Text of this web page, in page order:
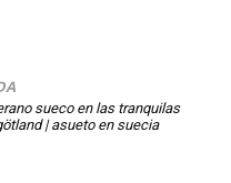
sueco en las tranquilas
| asueto en suecia